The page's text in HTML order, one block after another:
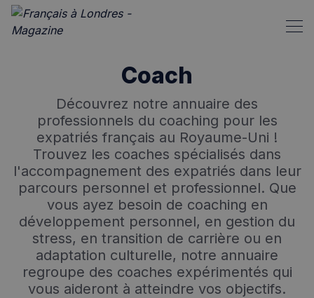
Coach
Découvrez notre annuaire des
professionnels du coaching pour les
expatriés français au Royaume-Uni !
Trouvez les coaches spécialisés dans
l'accompagnement des expatriés dans leur
parcours personnel et professionnel. Que
vous ayez besoin de coaching en
développement personnel, en gestion du
stress, en transition de carrière ou en
adaptation culturelle, notre annuaire
regroupe des coaches expérimentés qui
vous aideront à atteindre vos objectifs.